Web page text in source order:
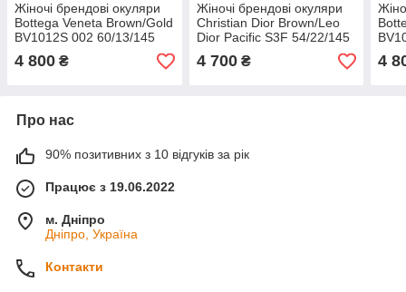
Жіночі брендові окуляри
Bottega Veneta Brown/Gold
BV1012S 002 60/13/145
60/13/145 люкс якість
4 800 ₴
Жіночі брендові окуляри
Christian Dior Brown/Leo
Dior Pacific S3F 54/22/145
54/22/145 люкс якість
4 700₴
60/
4
Про нас
90% позитивних з 10 відгуків за рік
Працює з 19.06.2022
м. Дніпро
Дніпро, Україна
Контакти